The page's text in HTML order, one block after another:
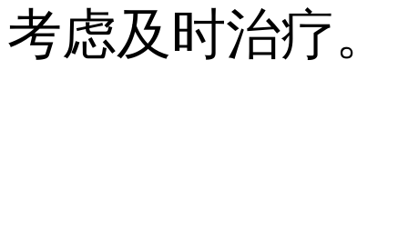
考虑及时治疗。